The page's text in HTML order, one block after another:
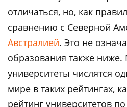
отличаться, но, как
сравнению с Северной
Австралией. Это не
образования также
университеты числятся
мире в таких рейтингах,
рейтинг университетов